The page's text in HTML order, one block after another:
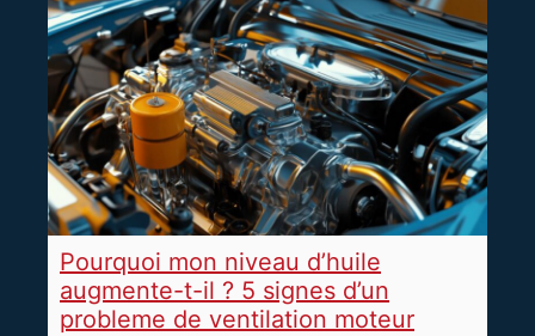
Pourquoi mon niveau d’huile
augmente-t-il ? 5 signes d’un
probleme de ventilation moteur